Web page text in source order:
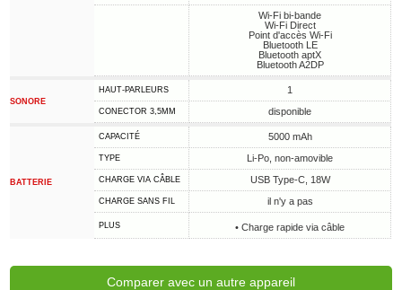
Wi-Fi bi-bande
Wi-Fi Direct
Point d'accès Wi-Fi
Bluetooth LE
Bluetooth aptX
Bluetooth A2DP
SONORE
HAUT-PARLEURS 1
CONECTOR 3,5MM disponible
BATTERIE
CAPACITÉ 5000 mAh
TYPE Li-Po, non-amovible
CHARGE VIA CÂBLE USB Type-C, 18W
CHARGE SANS FIL il n'y a pas
PLUS • Charge rapide via câble
Comparer avec un autre appareil